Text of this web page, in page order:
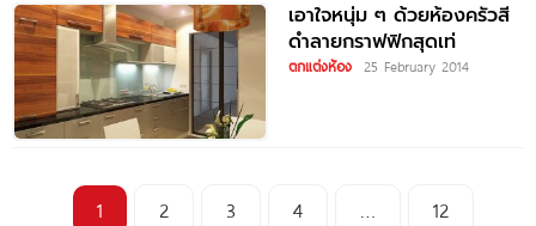
เอาใจหนุ่ม ๆ ด้วยห้องครัวสี
ดำลายกราฟฟิกสุดเท่
ตกแต่งห้อง 25 February 2014
1 2 3 4 …
12